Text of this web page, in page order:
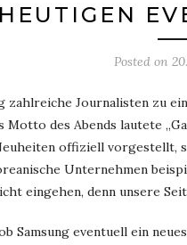
Posted on
zahlreiche Journalisten zu
Motto des Abends lautete
offiziell vorgestellt,
Unternehmen
eingehen, denn unsere
Samsung eventuell ein